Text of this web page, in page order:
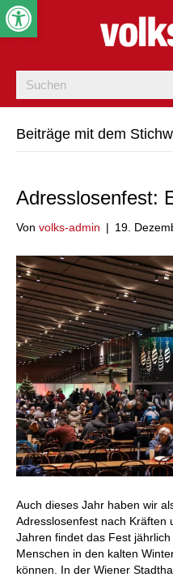
Beiträge mit dem
Adresslosenfest:
Von volks-admin | 19.
Auch dieses Jahr haben wir
Adresslosenfest nach Kräften
Jahren findet das Fest
Menschen in den kalten
können. In der Wiener